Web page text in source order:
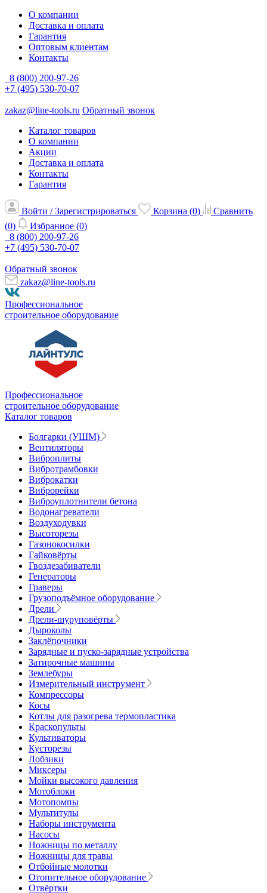
О компании
Доставка и оплата
Гарантия
Оптовым клиентам
Контакты
8 (800) 200-97-26
+7 (495) 530-70-07
zakaz@line-tools.ru Обратный звонок
Каталог товаров
О компании
Акции
Доставка и оплата
Контакты
Гарантия
Войти / Зарегистрироваться Корзина (0)
Сравнить
(0) Избранное (0)
8 (800) 200-97-26
+7 (495) 530-70-07
Обратный звонок
zakaz@line-tools.ru
Профессиональное
строительное оборудование
Профессиональное
строительное оборудование
Каталог товаров
Болгарки (УШМ)
Вентиляторы
Виброплиты
Вибротрамбовки
Виброкатки
Виброрейки
Виброуплотнители бетона
Водонагреватели
Воздуходувки
Высоторезы
Газонокосилки
Гайковёрты
Гвоздезабиватели
Генераторы
Граверы
Грузоподъёмное оборудование
Дрели
Дрели-шуруповёрты
Дыроколы
Заклёпочники
Зарядные и пуско-зарядные устройства
Затирочные машины
Землебуры
Измерительный инструмент
Компрессоры
Косы
Котлы для разогрева термопластика
Краскопульты
Культиваторы
Кусторезы
Лобзики
Миксеры
Мойки высокого давления
Мотоблоки
Мотопомпы
Мультитулы
Наборы инструмента
Насосы
Ножницы по металлу
Ножницы для травы
Отбойные молотки
Отопительное оборудование
Отвёртки